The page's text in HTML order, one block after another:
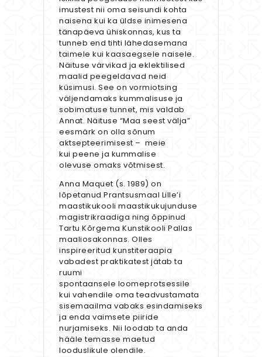
imustest nii oma seisundi kohta
naisena kui ka üldse inimesena
tänapäeva ühiskonnas, kus ta
tunneb end tihti lähedasemana
taimele kui kaasaegsele naisele.
Näituse värvikad ja eklektilised
maalid peegeldavad neid
küsimusi. See on vormiotsing
väljendamaks kummalisuse ja
sobimatuse tunnet, mis valdab
Annat. Näituse “Maa seest välja”
eesmärk on olla sõnum
aktsepteerimisest – meie
kui peene ja kummalise
olevuse omaks võtmisest.
Anna Maquet (s. 1989) on
lõpetanud Prantsusmaal Lille’i
maastikukooli maastikukujunduse
magistrikraadiga ning õppinud
Tartu Kõrgema Kunstikooli Pallas
maaliosakonnas. Olles
inspireeritud kunstiteraapia
vabadest praktikatest jätab ta
ruumi
spontaansele loomeprotsessile
kui vahendile oma teadvustamata
sisemaailma vabaks esindamiseks
ja enda vaimsete piiride
nurjamiseks. Nii loodab ta anda
hääle temasse maetud
looduslikule olendile.